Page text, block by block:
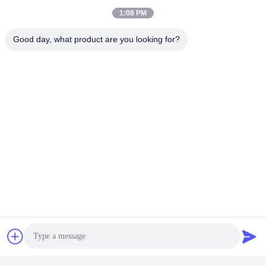
China Boa Qualidade Máquina de Rewinder do filme Fornecedor. Copyright
1:08 PM
Good day, what product are you looking for?